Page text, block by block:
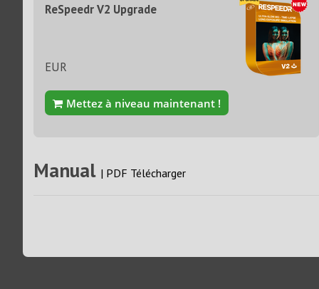
ReSpeedr V2 Upgrade
EUR
Mettez à niveau maintenant !
Manual | PDF Télécharger